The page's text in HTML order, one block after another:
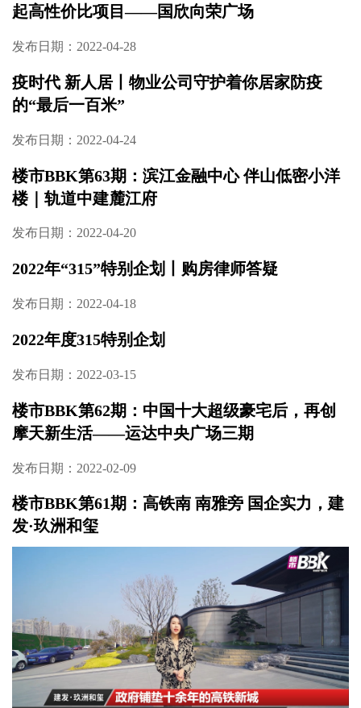
起高性价比项目——国欣向荣广场
发布日期：2022-04-28
疫时代 新人居丨物业公司守护着你居家防疫
的“最后一百米”
发布日期：2022-04-24
楼市BBK第63期：滨江金融中心 伴山低密小洋
楼｜轨道中建麓江府
发布日期：2022-04-20
2022年“315”特别企划丨购房律师答疑
发布日期：2022-04-18
2022年度315特别企划
发布日期：2022-03-15
楼市BBK第62期：中国十大超级豪宅后，再创
摩天新生活——运达中央广场三期
发布日期：2022-02-09
楼市BBK第61期：高铁南 南雅旁 国企实力，建
发·玖洲和玺